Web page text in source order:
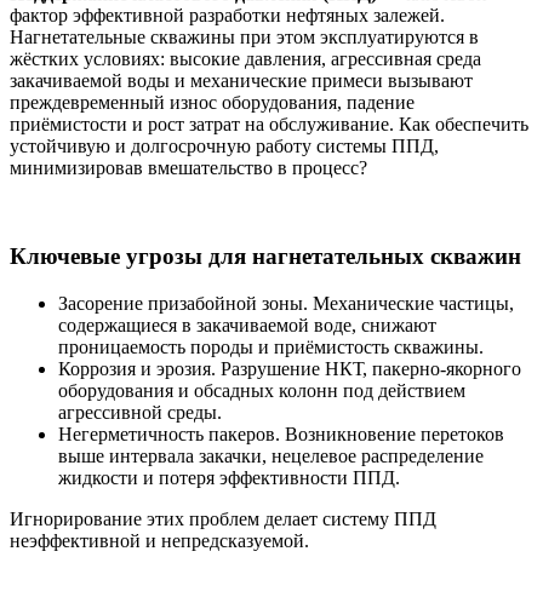
фактор эффективной разработки нефтяных залежей.
Нагнетательные скважины при этом эксплуатируются в
жёстких условиях: высокие давления, агрессивная среда
закачиваемой воды и механические примеси вызывают
преждевременный износ оборудования, падение
приёмистости и рост затрат на обслуживание. Как обеспечить
устойчивую и долгосрочную работу системы ППД,
минимизировав вмешательство в процесс?
Ключевые угрозы для нагнетательных скважин
Засорение призабойной зоны. Механические частицы,
содержащиеся в закачиваемой воде, снижают
проницаемость породы и приёмистость скважины.
Коррозия и эрозия. Разрушение НКТ, пакерно-якорного
оборудования и обсадных колонн под действием
агрессивной среды.
Негерметичность пакеров. Возникновение перетоков
выше интервала закачки, нецелевое распределение
жидкости и потеря эффективности ППД.
Игнорирование этих проблем делает систему ППД
неэффективной и непредсказуемой.